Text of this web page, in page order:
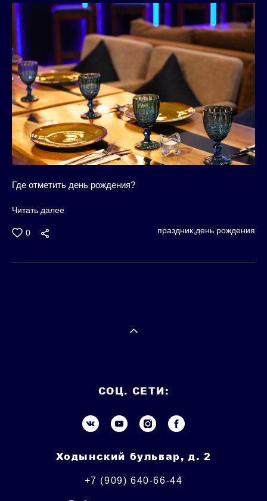
Где отметить день рождения?
Читать далее
0 праздник, день рождения
СОЦ. СЕТИ:
Ходынский бульвар, д. 2
+7 (909) 640-66-44